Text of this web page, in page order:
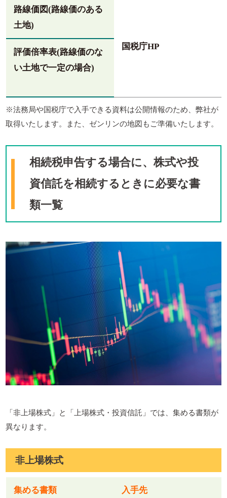
路線価図(路線価のある
土地)
国税庁HP
評価倍率表(路線価のな
い土地で一定の場合)
※法務局や国税庁で入手できる資料は公開情報のため、弊社が
取得いたします。また、ゼンリンの地図もご準備いたします。
相続税申告する場合に、株式や投
資信託を相続するとき に必要な書
類一覧
「非上場株式」と「上場株式・投資信託」では、集める書類が
異なります。
非上場株式
集める書類 入手先